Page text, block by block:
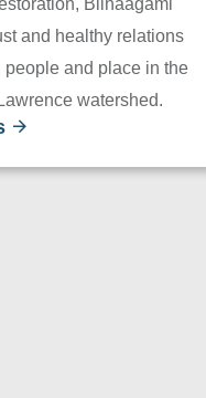
Biinaagami
and healthy relations
people and place in the
watershed.